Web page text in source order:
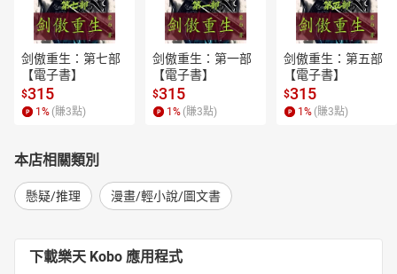
剑傲重生：第七部
【電子書】
$315
1 % (賺3點)
剑傲重生：第一部
【電子書】
$315
1 % (賺3點)
剑傲重生：第五部
【電子書】
$315
1 % (賺3點)
本店相關類別
懸疑/推理 漫畫/輕小說/圖文書
下載樂天 Kobo 應用程式